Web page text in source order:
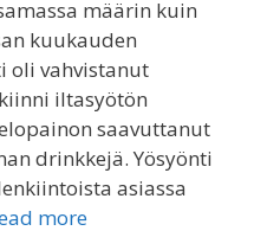
määrin kuin
kuukauden
oli vahvistanut
iltasyötön
saavuttanut
drinkkejä. Yösyönti
asiassa
more